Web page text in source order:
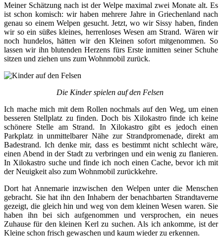
Meiner Schätzung nach ist der Welpe maximal zwei Monate alt. Es
ist schon komisch: wir haben mehrere Jahre in Griechenland nach
genau so einem Welpen gesucht. Jetzt, wo wir Sissy haben, finden
wir so ein süßes kleines, herrenloses Wesen am Strand. Wären wir
noch hundelos, hätten wir den Kleinen sofort mitgenommen. So
lassen wir ihn blutenden Herzens fürs Erste inmitten seiner Schuhe
sitzen und ziehen uns zum Wohnmobil zurück.
Die Kinder spielen auf den Felsen
Ich mache mich mit dem Rollen nochmals auf den Weg, um einen
besseren Stellplatz zu finden. Doch bis Xilokastro finde ich keine
schönere Stelle am Strand. In Xilokastro gibt es jedoch einen
Parkplatz in unmittelbarer Nähe zur Strandpromenade, direkt am
Badestrand. Ich denke mir, dass es bestimmt nicht schlecht wäre,
einen Abend in der Stadt zu verbringen und ein wenig zu flanieren.
In Xilokastro suche und finde ich noch einen Cache, bevor ich mit
der Neuigkeit also zum Wohnmobil zurückkehre.
Dort hat Annemarie inzwischen den Welpen unter die Menschen
gebracht. Sie hat ihn den Inhabern der benachbarten Strandtaverne
gezeigt, die gleich hin und weg von dem kleinen Wesen waren. Sie
haben ihn bei sich aufgenommen und versprochen, ein neues
Zuhause für den kleinen Kerl zu suchen. Als ich ankomme, ist der
Kleine schon frisch gewaschen und kaum wieder zu erkennen.